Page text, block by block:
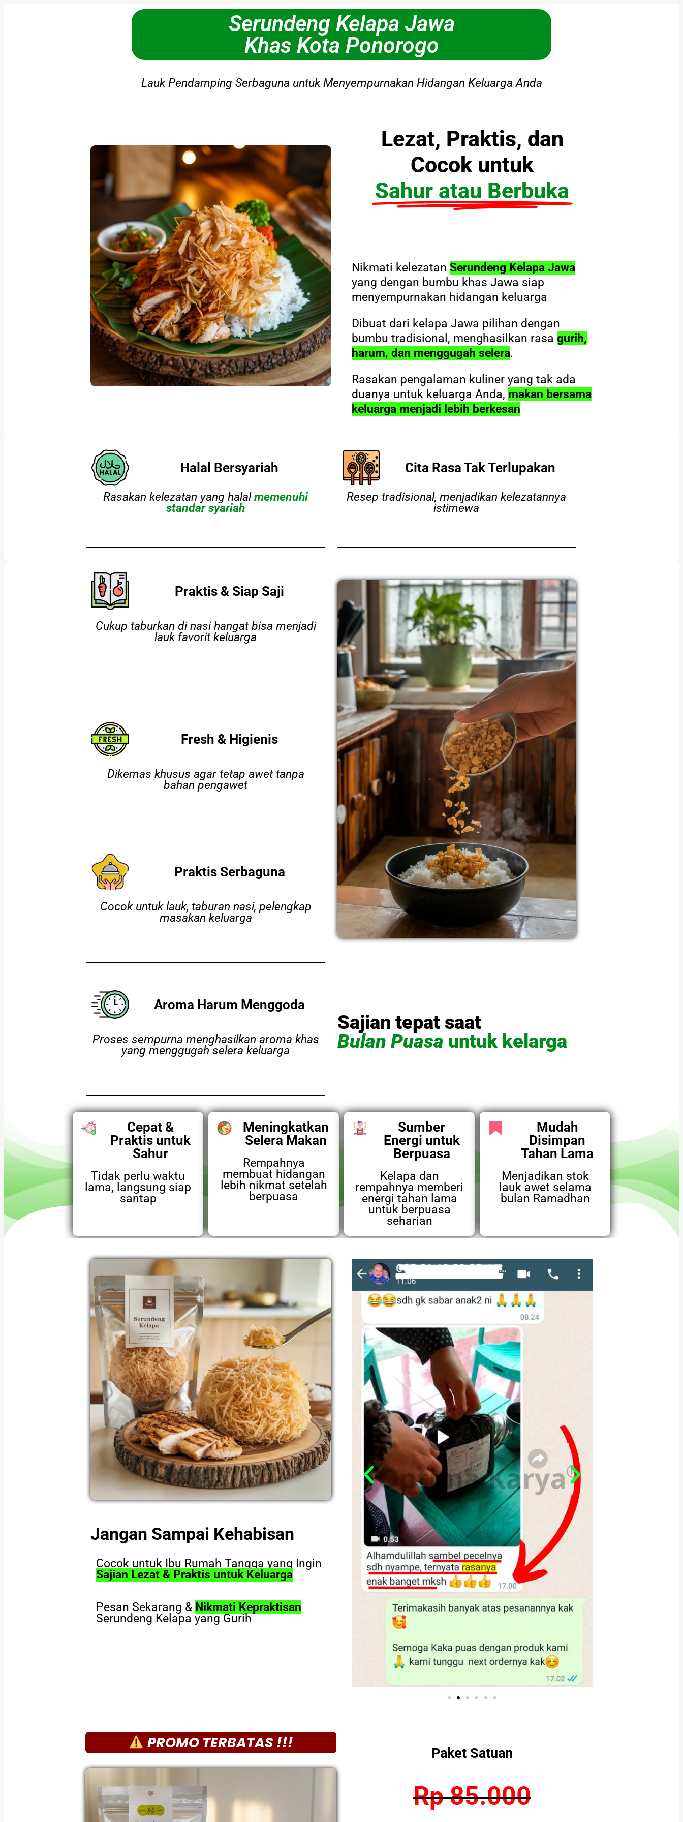
Serundeng Kelapa Jawa
Khas Kota Ponorogo
Lauk Pendamping Serbaguna untuk Menyempurnakan Hidangan Keluarga Anda
Lezat, Praktis, dan
Cocok untuk
Sahur atau Berbuka
Nikmati kelezatan Serundeng Kelapa Jawa
yang dengan bumbu khas Jawa siap
menyempurnakan hidangan keluarga
Dibuat dari kelapa Jawa pilihan dengan
bumbu tradisional, menghasilkan rasa gurih,
harum, dan menggugah selera.
Rasakan pengalaman kuliner yang tak ada
duanya untuk keluarga Anda, makan bersama
keluarga menjadi lebih berkesan
Halal Bersyariah
Rasakan kelezatan yang halalmemenuhi
standar syariah
Cita Rasa Tak Terlupakan
Resep tradisional, menjadikan kelezatannya
istimewa
Praktis & Siap Saji
Cukup taburkan di nasi hangat bisa menjadi
lauk favorit keluarga
Fresh & Higienis
Dikemas khusus agar tetap awet tanpa
bahan pengawet
Praktis Serbaguna
Cocok untuk lauk, taburan nasi, pelengkap
masakan keluarga
Aroma Harum Menggoda
Proses sempurna menghasilkan aroma khas
yang menggugah selera keluarga
Sajian tepat saat
Bulan Puasa untuk kelarga
Cepat &
Praktis untuk
Sahur
Tidak perlu waktu
lama, langsung siap
santap
Meningkatkan
Selera Makan
Rempahnya
membuat hidangan
lebih nikmat setelah
berpuasa
Sumber
Energi untuk
Berpuasa
Kelapa dan
rempahnya memberi
energi tahan lama
untuk berpuasa
seharian
Mudah
Disimpan
Tahan Lama
Menjadikan stok
lauk awet selama
bulan Ramadhan
Jangan Sampai Kehabisan
Cocok untuk Ibu Rumah Tangga yang Ingin
Sajian Lezat & Praktis untuk Keluarga
Pesan Sekarang & Nikmati Kepraktisan
Serundeng Kelapa yang Gurih
PROMO TERBATAS !!!
Paket Satuan
Rp 85.000